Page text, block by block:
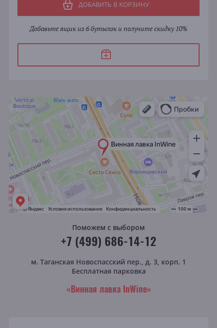
ДОБАВИТЬ В КОРЗИНУ
Добавьте ящик из 6 бутылок и получите скидку 10%
Поможем с выбором
+7 (499) 686-14-12
м. Таганская Новоспасский пер., д. 3, корп. 1
Бесплатная парковка
«Винная лавка InWine»